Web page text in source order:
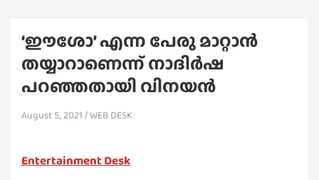
‘ഈശോ’ എന്ന പേരു മാറ്റാന്‍
തയ്യാറാണെന്ന് നാദിര്‍ഷ
പറഞ്ഞതായി വിനയന്‍
August 5, 2021 WEB DESK
Entertainment Desk